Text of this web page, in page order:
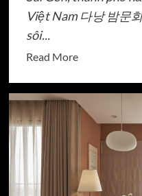
Việt Nam 다낭 밤문
sôi...
Read MoreRead
about
Sài
Gòn
về
đêm:
Thành
phố